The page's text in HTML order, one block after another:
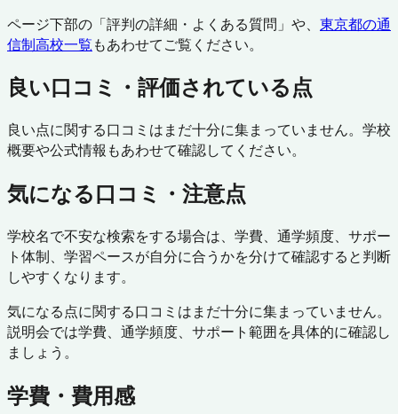
ページ下部の「評判の詳細・よくある質問」や、 東京都の通
信制高校一覧もあわせてご覧ください。
良い口コミ・評価されている点
良い点に関する口コミはまだ十分に集まっていません。学校
概要や公式情報もあわせて確認してください。
気になる口コミ・注意点
学校名で不安な検索をする場合は、学費、通学頻度、サポー
ト体制、学習ペースが自分に合うかを分けて確認すると判断
しやすくなります。
気になる点に関する口コミはまだ十分に集まっていません。
説明会では学費、通学頻度、サポート範囲を具体的に確認し
ましょう。
学費・費用感